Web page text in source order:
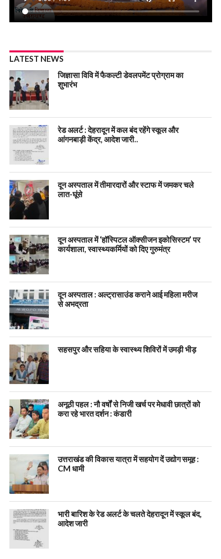
LATEST NEWS
जिज्ञासा विवि में फैकल्टी डेवलपमेंट प्रोग्राम का
शुभारंभ
रेड अलर्ट : देहरादून में कल बंद रहेंगे स्कूल और
आंगनबाड़ी केंद्र, आदेश जारी..
दून अस्पताल में तीमारदारों और स्टाफ में जमकर चले
लात-घूंसे
दून अस्पताल में ‘हॉस्पिटल ऑक्सीजन इकोसिस्टम’ पर
कार्यशाला, स्वास्थ्यकर्मियों को दिए गुरुमंत्र
दून अस्पताल : अल्ट्रासाउंड कराने आई महिला मरीज
से अभद्रता
सहसपुर और सहिया के स्वास्थ्य शिविरों में उमड़ी भीड़
अनूठी पहल : नौ वर्षों से निजी खर्च पर मेधावी छात्रों को
करा रहे भारत दर्शन : कंडारी
उत्तराखंड की विकास यात्रा में सहयोग दें उद्योग समूह :
CM धामी
भारी बारिश के रेड अलर्ट के चलते देहरादून में स्कूल बंद,
आदेश जारी